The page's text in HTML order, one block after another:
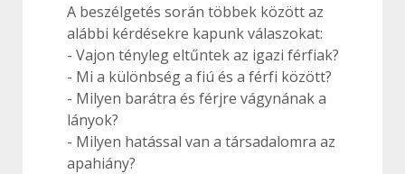
A beszélgetés során többek között az
alábbi kérdésekre kapunk válaszokat:
- Vajon tényleg eltűntek az igazi férfiak?
- Mi a különbség a fiú és a férfi között?
- Milyen barátra és férjre vágynának a
lányok?
- Milyen hatással van a társadalomra az
apahiány?